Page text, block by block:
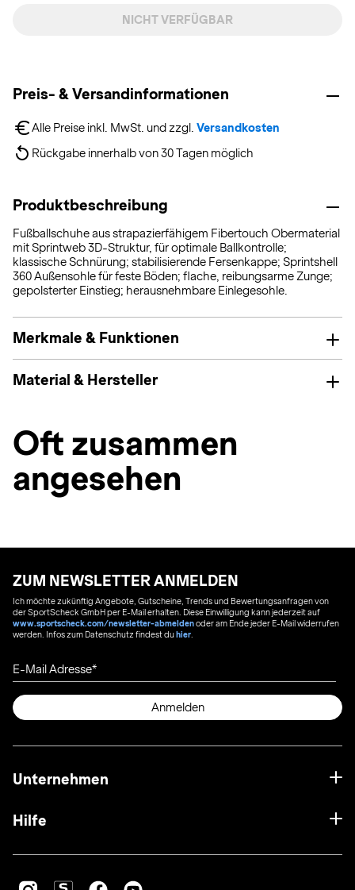
NICHT VERFÜGBAR
Preis- & Versandinformationen
Alle Preise inkl. MwSt. und zzgl. Versandkosten
Rückgabe innerhalb von 30 Tagen möglich
Produktbeschreibung
Fußballschuhe aus strapazierfähigem Fibertouch Obermaterial
mit Sprintweb 3D-Struktur, für optimale Ballkontrolle;
klassische Schnürung; stabilisierende Fersenkappe; Sprintshell
360 Außensohle für feste Böden; flache, reibungsarme Zunge;
gepolsterter Einstieg; herausnehmbare Einlegesohle.
Merkmale & Funktionen
Material & Hersteller
Oft zusammen
angesehen
ZUM NEWSLETTER ANMELDEN
Ich möchte zukünftig Angebote, Gutscheine, Trends und Bewertungsanfragen von
der SportScheck GmbH per E-Mail erhalten. Diese Einwilligung kann jederzeit auf
www.sportscheck.com/newsletter-abmeldenoder am Ende jeder E-Mail widerrufen
werden. Infos zum Datenschutz findest duhier
E-Mail Adresse
Anmelden
Unternehmen
Hilfe